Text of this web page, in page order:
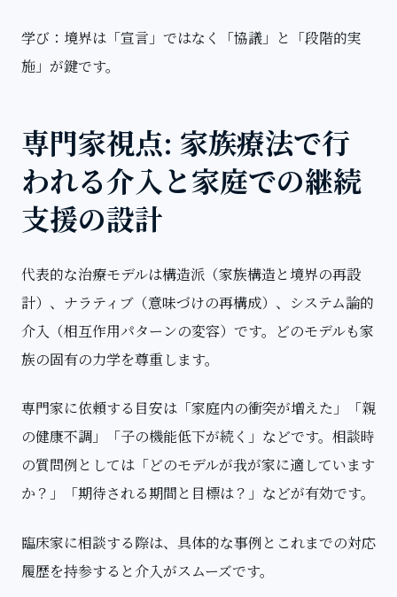
学び：境界は「宣言」ではなく「協議」と「段階的実
施」が鍵です。
専門家視点: 家族療法で行
われる介入と家庭での継続
支援の設計
代表的な治療モデルは構造派（家族構造と境界の再設
計）、ナラティブ（意味づけの再構成）、システム論的
介入（相互作用パターンの変容）です。どのモデルも家
族の固有の力学を尊重します。
専門家に依頼する目安は「家庭内の衝突が増えた」「親
の健康不調」「子の機能低下が続く」などです。相談時
の質問例としては「どのモデルが我が家に適しています
か？」「期待される期間と目標は？」などが有効です。
臨床家に相談する際は、具体的な事例とこれまでの対応
履歴を持参すると介入がスムーズです。